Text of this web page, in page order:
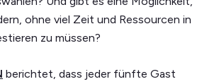
ohne viel Zeit und Ressourcen in
zu müssen?
berichtet, dass jeder fünfte Gast